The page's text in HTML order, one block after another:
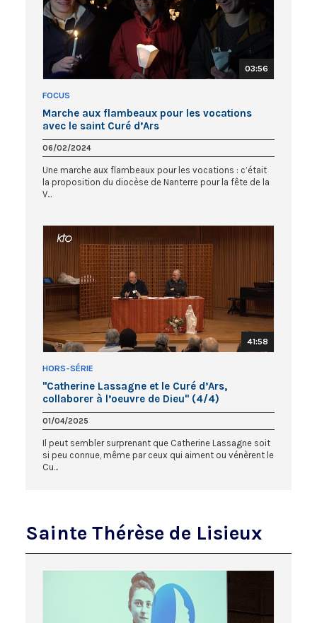
03:56
FOCUS
Marche aux flambeaux pour les vocations
avec le saint Curé d’Ars
06/02/2024
Une marche aux flambeaux pour les vocations : c’était
la proposition du diocèse de Nanterre pour la fête de la
V...
41:58
HORS-SÉRIE
"Catherine Lassagne et le Curé d’Ars,
collaborer à l’oeuvre de Dieu" (4/4)
01/04/2025
Il peut sembler surprenant que Catherine Lassagne soit
si peu connue, même par ceux qui aiment ou vénèrent le
Cu...
Sainte Thérèse de Lisieux